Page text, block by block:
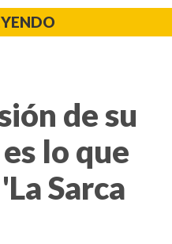
de su
lo que
Sarca